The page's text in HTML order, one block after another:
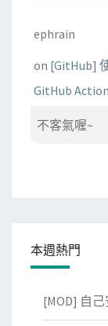
ephrain
on [GitHub]
GitHub
不客氣喔~
本週熱門
[MOD] 自